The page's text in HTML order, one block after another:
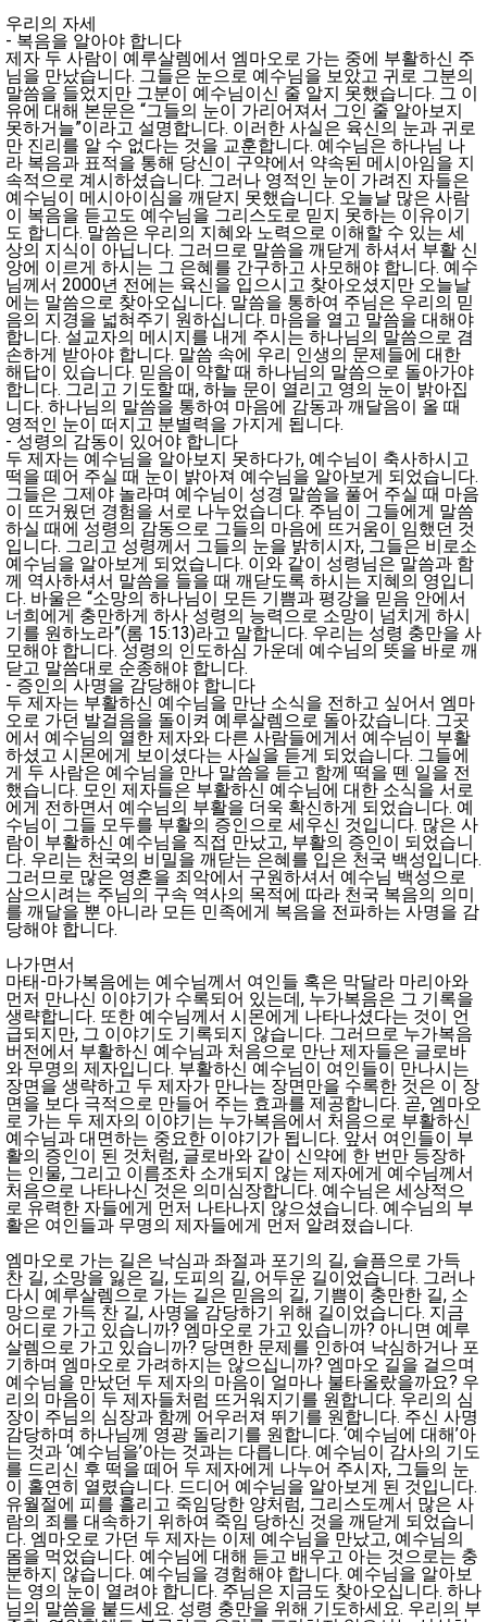
우리의 자세
- 복음을 알아야 합니다
제자 두 사람이 예루살렘에서 엠마오로 가는 중에 부활하신 주
님을 만났습니다. 그들은 눈으로 예수님을 보았고 귀로 그분의
말씀을 들었지만 그분이 예수님이신 줄 알지 못했습니다. 그 이
유에 대해 본문은 “그들의 눈이 가리어져서 그인 줄 알아보지
못하거늘”이라고 설명합니다. 이러한 사실은 육신의 눈과 귀로
만 진리를 알 수 없다는 것을 교훈합니다. 예수님은 하나님 나
라 복음과 표적을 통해 당신이 구약에서 약속된 메시아임을 지
속적으로 계시하셨습니다. 그러나 영적인 눈이 가려진 자들은
예수님이 메시아이심을 깨닫지 못했습니다. 오늘날 많은 사람
이 복음을 듣고도 예수님을 그리스도로 믿지 못하는 이유이기
도 합니다. 말씀은 우리의 지혜와 노력으로 이해할 수 있는 세
상의 지식이 아닙니다. 그러므로 말씀을 깨닫게 하셔서 부활 신
앙에 이르게 하시는 그 은혜를 간구하고 사모해야 합니다. 예수
님께서 2000년 전에는 육신을 입으시고 찾아오셨지만 오늘날
에는 말씀으로 찾아오십니다. 말씀을 통하여 주님은 우리의 믿
음의 지경을 넓혀주기 원하십니다. 마음을 열고 말씀을 대해야
합니다. 설교자의 메시지를 내게 주시는 하나님의 말씀으로 겸
손하게 받아야 합니다. 말씀 속에 우리 인생의 문제들에 대한
해답이 있습니다. 믿음이 약할 때 하나님의 말씀으로 돌아가야
합니다. 그리고 기도할 때, 하늘 문이 열리고 영의 눈이 밝아집
니다. 하나님의 말씀을 통하여 마음에 감동과 깨달음이 올 때
영적인 눈이 떠지고 분별력을 가지게 됩니다.
- 성령의 감동이 있어야 합니다
두 제자는 예수님을 알아보지 못하다가, 예수님이 축사하시고
떡을 떼어 주실 때 눈이 밝아져 예수님을 알아보게 되었습니다.
그들은 그제야 놀라며 예수님이 성경 말씀을 풀어 주실 때 마음
이 뜨거웠던 경험을 서로 나누었습니다. 주님이 그들에게 말씀
하실 때에 성령의 감동으로 그들의 마음에 뜨거움이 임했던 것
입니다. 그리고 성령께서 그들의 눈을 밝히시자, 그들은 비로소
예수님을 알아보게 되었습니다. 이와 같이 성령님은 말씀과 함
께 역사하셔서 말씀을 들을 때 깨닫도록 하시는 지혜의 영입니
다. 바울은 “소망의 하나님이 모든 기쁨과 평강을 믿음 안에서
너희에게 충만하게 하사 성령의 능력으로 소망이 넘치게 하시
기를 원하노라”(롬 15:13)라고 말합니다. 우리는 성령 충만을 사
모해야 합니다. 성령의 인도하심 가운데 예수님의 뜻을 바로 깨
닫고 말씀대로 순종해야 합니다.
- 증인의 사명을 감당해야 합니다
두 제자는 부활하신 예수님을 만난 소식을 전하고 싶어서 엠마
오로 가던 발걸음을 돌이켜 예루살렘으로 돌아갔습니다. 그곳
에서 예수님의 열한 제자와 다른 사람들에게서 예수님이 부활
하셨고 시몬에게 보이셨다는 사실을 듣게 되었습니다. 그들에
게 두 사람은 예수님을 만나 말씀을 듣고 함께 떡을 뗀 일을 전
했습니다. 모인 제자들은 부활하신 예수님에 대한 소식을 서로
에게 전하면서 예수님의 부활을 더욱 확신하게 되었습니다. 예
수님이 그들 모두를 부활의 증인으로 세우신 것입니다. 많은 사
람이 부활하신 예수님을 직접 만났고, 부활의 증인이 되었습니
다. 우리는 천국의 비밀을 깨닫는 은혜를 입은 천국 백성입니다.
그러므로 많은 영혼을 죄악에서 구원하셔서 예수님 백성으로
삼으시려는 주님의 구속 역사의 목적에 따라 천국 복음의 의미
를 깨달을 뿐 아니라 모든 민족에게 복음을 전파하는 사명을 감
당해야 합니다.
나가면서
마태-마가복음에는 예수님께서 여인들 혹은 막달라 마리아와
먼저 만나신 이야기가 수록되어 있는데, 누가복음은 그 기록을
생략합니다. 또한 예수님께서 시몬에게 나타나셨다는 것이 언
급되지만, 그 이야기도 기록되지 않습니다. 그러므로 누가복음
버전에서 부활하신 예수님과 처음으로 만난 제자들은 글로바
와 무명의 제자입니다. 부활하신 예수님이 여인들이 만나시는
장면을 생략하고 두 제자가 만나는 장면만을 수록한 것은 이 장
면을 보다 극적으로 만들어 주는 효과를 제공합니다. 곧, 엠마오
로 가는 두 제자의 이야기는 누가복음에서 처음으로 부활하신
예수님과 대면하는 중요한 이야기가 됩니다. 앞서 여인들이 부
활의 증인이 된 것처럼, 글로바와 같이 신약에 한 번만 등장하
는 인물, 그리고 이름조차 소개되지 않는 제자에게 예수님께서
처음으로 나타나신 것은 의미심장합니다. 예수님은 세상적으
로 유력한 자들에게 먼저 나타나지 않으셨습니다. 예수님의 부
활은 여인들과 무명의 제자들에게 먼저 알려졌습니다.
엠마오로 가는 길은 낙심과 좌절과 포기의 길, 슬픔으로 가득
찬 길, 소망을 잃은 길, 도피의 길, 어두운 길이었습니다. 그러나
다시 예루살렘으로 가는 길은 믿음의 길, 기쁨이 충만한 길, 소
망으로 가득 찬 길, 사명을 감당하기 위해 길이었습니다. 지금
어디로 가고 있습니까? 엠마오로 가고 있습니까? 아니면 예루
살렘으로 가고 있습니까? 당면한 문제를 인하여 낙심하거나 포
기하며 엠마오로 가려하지는 않으십니까? 엠마오 길을 걸으며
예수님을 만났던 두 제자의 마음이 얼마나 불타올랐을까요? 우
리의 마음이 두 제자들처럼 뜨거워지기를 원합니다. 우리의 심
장이 주님의 심장과 함께 어우러져 뛰기를 원합니다. 주신 사명
감당하며 하나님께 영광 돌리기를 원합니다. ‘예수님에 대해’아
는 것과 ‘예수님을’아는 것과는 다릅니다. 예수님이 감사의 기도
를 드리신 후 떡을 떼어 두 제자에게 나누어 주시자, 그들의 눈
이 홀연히 열렸습니다. 드디어 예수님을 알아보게 된 것입니다.
유월절에 피를 흘리고 죽임당한 양처럼, 그리스도께서 많은 사
람의 죄를 대속하기 위하여 죽임 당하신 것을 깨닫게 되었습니
다. 엠마오로 가던 두 제자는 이제 예수님을 만났고, 예수님의
몸을 먹었습니다. 예수님에 대해 듣고 배우고 아는 것으로는 충
분하지 않습니다. 예수님을 경험해야 합니다. 예수님을 알아보
는 영의 눈이 열려야 합니다. 주님은 지금도 찾아오십니다. 하나
님의 말씀을 붙드세요. 성령 충만을 위해 기도하세요. 우리의 부